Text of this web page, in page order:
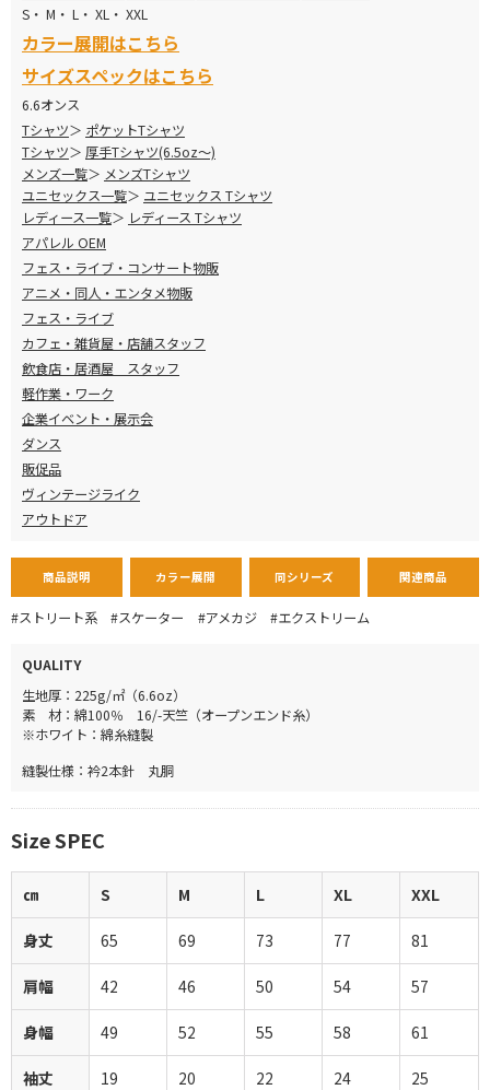
ホワイト
S～XL
XXL
カラー
XXL
S・ M・ L・ XL・ XXL
カラー展開はこちら
サイズスペックはこちら
6.6オンス
Tシャツ
ポケットTシャツ
Tシャツ
厚手Tシャツ(6.5oz～)
メンズ一覧
メンズTシャツ
ユニセックス一覧
ユニセックス Tシャツ
レディース一覧
レディース Tシャツ
アパレル OEM
フェス・ライブ・コンサート物販
アニメ・同人・エンタメ物販
フェス・ライブ
カフェ・雑貨屋・店舗スタッフ
飲食店・居酒屋 スタッフ
軽作業・ワーク
企業イベント・展示会
ダンス
販促品
ヴィンテージライク
アウトドア
商品説明 カラー展開 同シリーズ 関連商品
#ストリート系 #スケーター #アメカジ #エクストリーム
QUALITY
生地厚：225g/㎡（6.6oz）
素 材：綿100％ 16/-天竺（オープンエンド糸）
※ホワイト：綿糸縫製
縫製仕様：衿2本針 丸胴
Size SPEC
㎝ S M L XL XXL
身丈 65 69 73 77 81
肩幅 42 46 50 54 57
身幅 49 52 55 58 61
袖丈 19 20 22 24 25